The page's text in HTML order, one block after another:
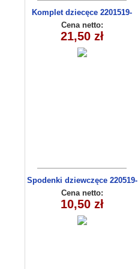
Komplet dziecęce 2201519-
14(68-86m) 4szt
Cena netto:
21,50 zł
Spodenki dziewczęce 220519-
3 (9-12)
Cena netto:
10,50 zł